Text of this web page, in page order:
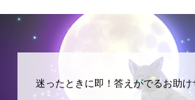
迷ったときに即！答えがでるお助け